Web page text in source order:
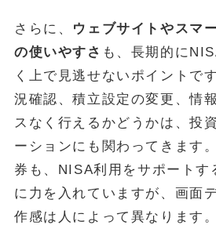
さらに、 ウェブサイトやスマ
の使いやすさ も、長期的に
く上で見逃せないポイントで
況確認、積立設定の変更、情
スなく行えるかどうかは、投
ーションにも関わってきます
券も、NISA利用をサポートす
に力を入れていますが、画面
作感は人によって異なります